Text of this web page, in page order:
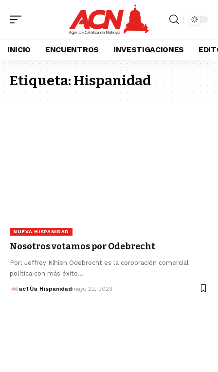
INICIO ENCUENTROS INVESTIGACIONES
Etiqueta: Hispanidad
NUEVA HISPANIDAD
Nosotros votamos por Odebrecht
Por: Jeffrey Kihien Odebrecht es la corporación comercial
política con más éxito…
acTÚa Hispanidadmayo 22, 2023